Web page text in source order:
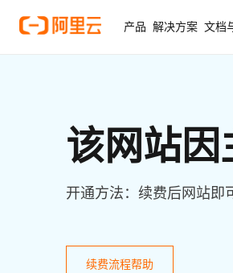
产品 解决方案 文档
该网站
开通方法：续费后网站即
续费流程帮助